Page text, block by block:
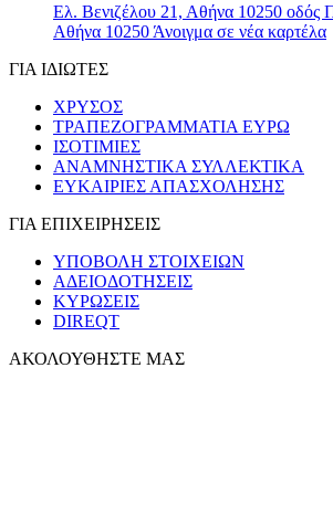
Ελ. Βενιζέλου 21, Αθήνα 10250 οδός
Αθήνα 10250 Άνοιγμα σε νέα καρτέλα
ΓΙΑ ΙΔΙΩΤΕΣ
ΧΡΥΣΟΣ
ΤΡΑΠΕΖΟΓΡΑΜΜΑΤΙΑ ΕΥΡΩ
ΙΣΟΤΙΜΙΕΣ
ΑΝΑΜΝΗΣΤΙΚΑ ΣΥΛΛΕΚΤΙΚΑ
ΕΥΚΑΙΡΙΕΣ ΑΠΑΣΧΟΛΗΣΗΣ
ΓΙΑ ΕΠΙΧΕΙΡΗΣΕΙΣ
ΥΠΟΒΟΛΗ ΣΤΟΙΧΕΙΩΝ
ΑΔΕΙΟΔΟΤΗΣΕΙΣ
ΚΥΡΩΣΕΙΣ
DIREQT
ΑΚΟΛΟΥΘΗΣΤΕ ΜΑΣ